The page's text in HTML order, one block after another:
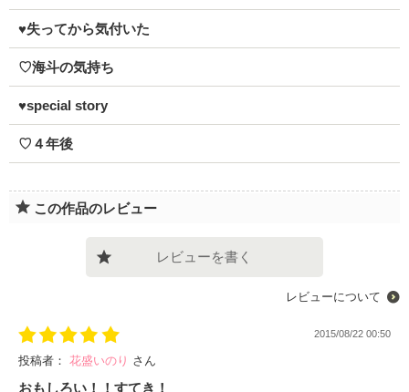
♥失ってから気付いた
♡海斗の気持ち
♥special story
♡４年後
この作品のレビュー
レビューを書く
レビューについて
2015/08/22 00:50
投稿者： 花盛いのり さん
おもしろい！！すてき！